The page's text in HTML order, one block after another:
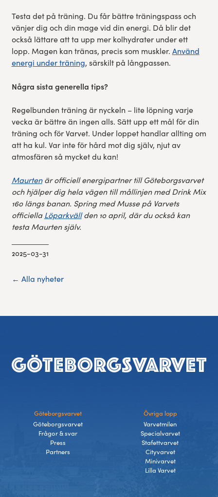
Testa det på träning. Du får bättre träningspass och
vänjer dig och din mage vid din energi. Då blir det
också lättare att ta upp mer kolhydrater under ett
lopp. Magen kan tränas, precis som muskler. Använd
energi under träning, särskilt på långpassen.
Några sista generella tips?
Regelbunden träning är nyckeln – lite löpning varje
vecka är bättre än ingen alls. Sätt upp ett mål för din
träning och för Varvet. Under loppet handlar allting om
att ha kul. Var inte för hård mot dig själv, njut av
atmosfären så mycket du kan!
Maurtenär officiell energipartner till Göteborgsvarvet
och hjälper dig hela vägen till mållinjen med Drink Mix
160 längs banan. Spring med Musse på Varvets
officiellaLöparkvällden 10 april, där du också kan
testa Maurten själv.
2025-03-31
← Alla nyheter
Sidfot
Göteborgsvarvet
Göteborgsvarvet
Frågor & svar
Press
Partners
Övriga lopp
Varvetmilen
Specialvarvet
Stafettvarvet
Cityvarvet
Minivarvet
Lilla Varvet